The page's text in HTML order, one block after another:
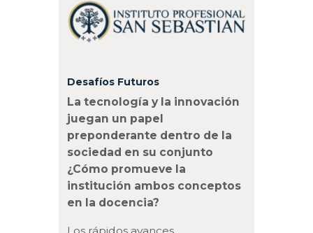
Desafíos Futuros
La tecnología y la innovación
juegan un papel
preponderante dentro de la
sociedad en su conjunto
¿Cómo promueve la
institución ambos conceptos
en la docencia?
Los rápidos avances